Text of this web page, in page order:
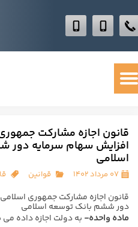
قانون اجازه مشارکت
افزایش سهام سرمایه دور
اسلامی
۰۷ مرداد ۱۴۰۲ قوانین
قانون اجازه مشارکت جمهوری
دور ششم بانک توسعه اسلامی
ماده واحده- به دولت اجازه داده